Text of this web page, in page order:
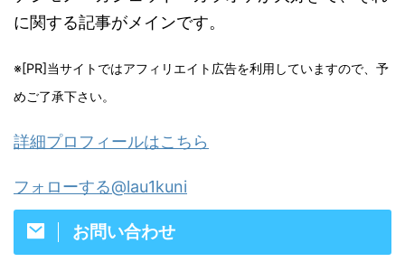
に関する記事がメインです。
※[PR]当サイトではアフィリエイト広告を利用していますので、予
めご了承下さい。
詳細プロフィールはこちら
フォローする@lau1kuni
お問い合わせ